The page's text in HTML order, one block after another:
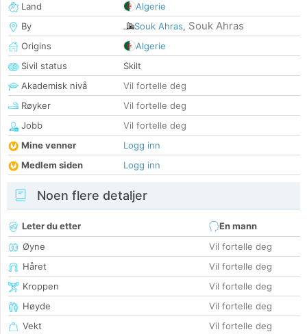
Land
Algerie
By
Souk Ahras, Souk Ahras
Origins
Algerie
Sivil status
Skilt
Akademisk nivå
Vil fortelle deg
Røyker
Vil fortelle deg
Jobb
Vil fortelle deg
Mine venner
Logg inn
Medlem siden
Logg inn
Noen flere detaljer
Leter du etter
En mann
Øyne
Vil fortelle deg
Håret
Vil fortelle deg
Kroppen
Vil fortelle deg
Høyde
Vil fortelle deg
Vekt
Vil fortelle deg